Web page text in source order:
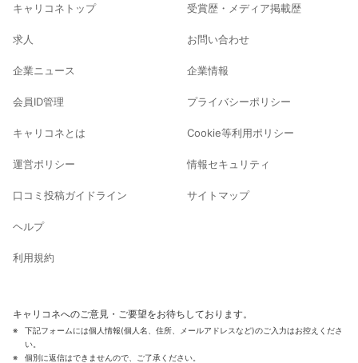
キャリコネトップ
求人
企業ニュース
会員ID管理
キャリコネとは
運営ポリシー
口コミ投稿ガイドライン
ヘルプ
利用規約
受賞歴・メディア掲載歴
お問い合わせ
企業情報
プライバシーポリシー
Cookie等利用ポリシー
情報セキュリティ
サイトマップ
キャリコネへのご意見・ご要望をお待ちしております。
下記フォームには個人情報(個人名、住所、メールアドレスなど)のご入力はお控えくださ
い。
個別に返信はできませんので、ご了承ください。